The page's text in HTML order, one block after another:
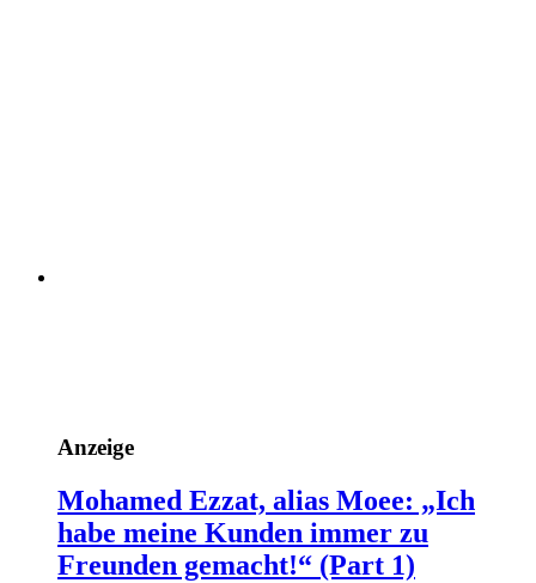
Anzeige
Mohamed Ezzat, alias Moee: „Ich
habe meine Kunden immer zu
Freunden gemacht!“ (Part 1)